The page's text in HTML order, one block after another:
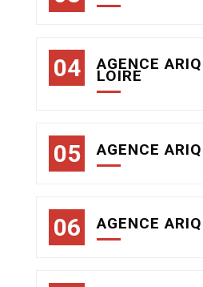
AGENCE
LOIRE
AGENCE
AGENCE